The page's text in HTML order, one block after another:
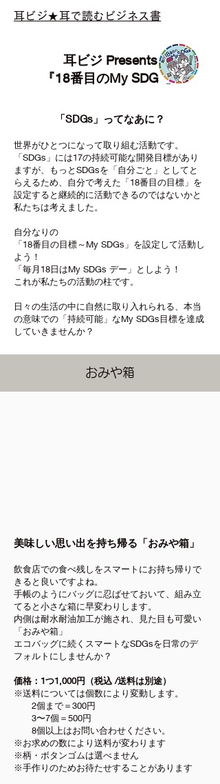
耳ビジ★耳で読むビジネス書
耳ビジ Presents
『18番目のMy SDGs』
「SDGs」ってなあに？
世界がひとつになって取り組む活動です。
「SDGs 」には17の持続可能な開発目標があり
ますが、もっとSDGsを「自分ごと」としてと
らえるため、自分で考えた「18番目の目標」を
設定すると継続的に活動できるのではないかと
私たちは考えました。
自分なりの
「18番目の目標～My SDGs」を設定して活動し
よう！
「毎月18日はMy SDGs デー」としよう！
これが私たちの活動の柱です。
日々の生活の中に自然に取り入れられる、本当
の意味での「持続可能」なMy SDGs目標を達成
していきませんか？
おみや箱
美味しい思い出を持ち帰る「おみや箱」
飲食店での食べ残しをスマートにお持ち帰りで
きると良いですよね。
手帳のようにバッグに忍ばせておいて、組み立
てると小さな箱に早変わりします。
内側は耐水耐油加工が施され、見た目も可愛い
「おみや箱」
エコバッグに続くスマートなSDGsを日常のデ
フォルトにしませんか？
価格：1つ1,000円（税込 /送料は別途）
※送料については個数により変動します。
2個まで＝300円
3〜7個＝500円
8個以上はお問い合わせください。
※お求めの数により送料が変わります
※柄・ボタンゴムは選べません
※手作りのためお待たせすることがあります